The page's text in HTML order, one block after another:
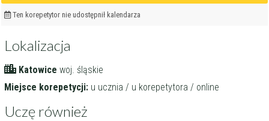
Ten korepetytor nie udostępnił kalendarza
Lokalizacja
Katowice woj. śląskie
Miejsce korepetycji: u ucznia / u korepetytora / online
Uczę również